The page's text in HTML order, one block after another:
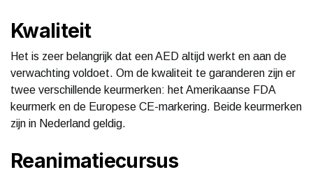
Kwaliteit
Het is zeer belangrijk dat een AED altijd werkt en aan de
verwachting voldoet. Om de kwaliteit te garanderen zijn er
twee verschillende keurmerken: het Amerikaanse FDA
keurmerk en de Europese CE-markering. Beide keurmerken
zijn in Nederland geldig.
Reanimatiecursus